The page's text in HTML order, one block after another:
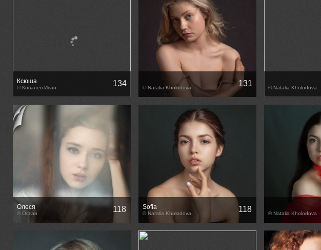
Ксюша
© Ковалёв Иван 134 © Natalia Kholodova 131 © Natalia Kholodova
Олеся
© Оспан 118 Sofia
© Natalia Kholodova 118 © Natalia Kholodova